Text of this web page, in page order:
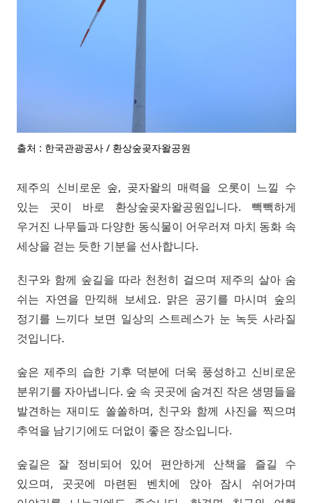
출처 : 한국관광공사 / 환상숲곶자왈공원
제주의 신비로운 숲, 곶자왈의 매력을 오롯이 느낄 수
있는 곳이 바로 환상숲곶자왈공원입니다. 빽빽하게
우거진 나무들과 다양한 동식물이 어우러져 마치 동화 속
세상을 걷는 듯한 기분을 선사합니다.
친구와 함께 숲길을 따라 천천히 걸으며 제주의 살아 숨
쉬는 자연을 만끽해 보세요. 맑은 공기를 마시며 숲의
정기를 느끼다 보면 일상의 스트레스가 눈 녹듯 사라질
것입니다.
숲은 제주의 습한 기후 덕분에 더욱 풍성하고 신비로운
분위기를 자아냅니다. 숲 속 곳곳에 숨겨진 작은 생명들을
발견하는 재미도 쏠쏠하며, 친구와 함께 사진을 찍으며
추억을 남기기에도 더없이 좋은 장소입니다.
숲길은 잘 정비되어 있어 편안하게 산책을 즐길 수
있으며, 곳곳에 마련된 벤치에 앉아 잠시 쉬어가며